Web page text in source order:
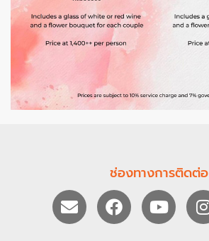
ช่องทางการติดต่อ